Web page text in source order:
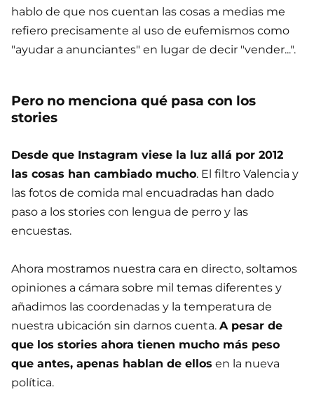
hablo de que nos cuentan las cosas a medias me
refiero precisamente al uso de eufemismos como
"ayudar a anunciantes" en lugar de decir "vender...".
Pero no menciona qué pasa con los
stories
Desde que Instagram viese la luz allá por 2012
las cosas han cambiado mucho. El filtro Valencia y
las fotos de comida mal encuadradas han dado
paso a los stories con lengua de perro y las
encuestas.
Ahora mostramos nuestra cara en directo, soltamos
opiniones a cámara sobre mil temas diferentes y
añadimos las coordenadas y la temperatura de
nuestra ubicación sin darnos cuenta. A pesar de
que los stories ahora tienen mucho más peso
que antes, apenas hablan de ellos en la nueva
política.